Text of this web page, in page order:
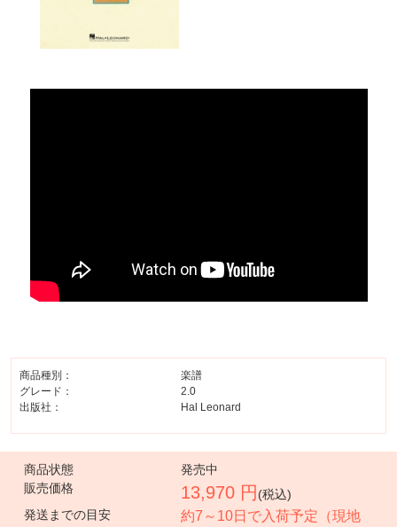
商品種別：
楽譜
グレード：
2.0
出版社：
Hal Leonard
商品状態
発売中
販売価格
13,970 円 (税込)
発送までの目安
約7～10日で入荷予定（現地